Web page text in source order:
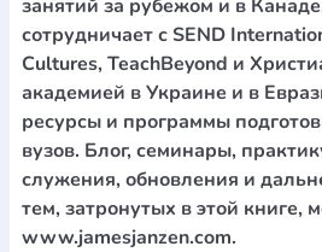
занятий за рубежом и в
сотрудничает с SEND
Cultures, TeachBeyond и
академией в Украине и в
ресурсы и программы
вузов. Блог, семинары,
служения, обновления и
тем, затронутых в этой книге,
www.jamesjanzen.com.